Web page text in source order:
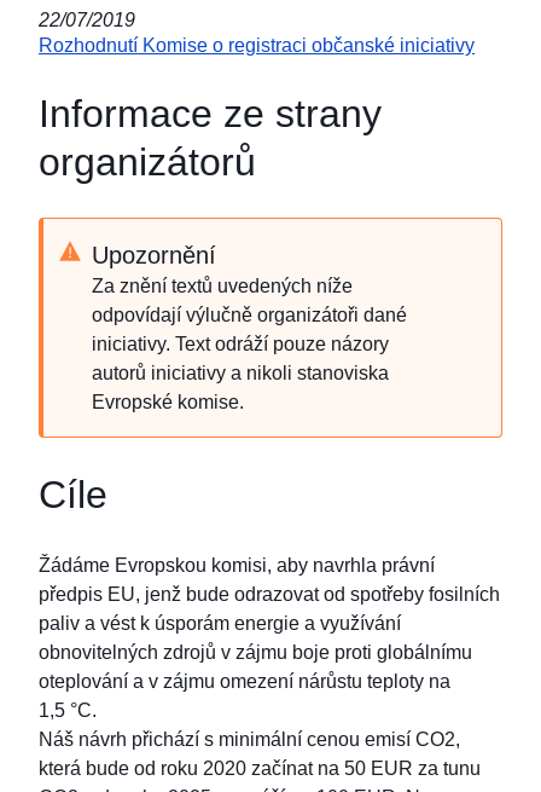
22/07/2019
Rozhodnutí Komise o registraci občanské iniciativy
Informace ze strany
organizátorů
Upozornění
Za znění textů uvedených níže
odpovídají výlučně organizátoři dané
iniciativy. Text odráží pouze názory
autorů iniciativy a nikoli stanoviska
Evropské komise.
Cíle
Žádáme Evropskou komisi, aby navrhla právní
předpis EU, jenž bude odrazovat od spotřeby fosilních
paliv a vést k úsporám energie a využívání
obnovitelných zdrojů v zájmu boje proti globálnímu
oteplování a v zájmu omezení nárůstu teploty na
1,5 °C.
Náš návrh přichází s minimální cenou emisí CO2,
která bude od roku 2020 začínat na 50 EUR za tunu